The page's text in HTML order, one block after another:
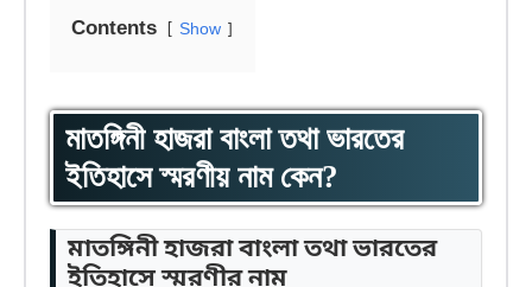
Contents Show
মাতঙ্গিনী হাজরা বাংলা তথা ভারতের
ইতিহাসে স্মরণীয় নাম কেন?
মাতঙ্গিনী হাজরা বাংলা তথা ভারতের
ইতিহাসে স্মরণীর নাম